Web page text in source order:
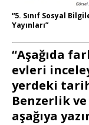
“5. Sınıf Sosyal
Yayınları”
“Aşağıda
evleri
yerdeki
Benzerlik
aşağıya